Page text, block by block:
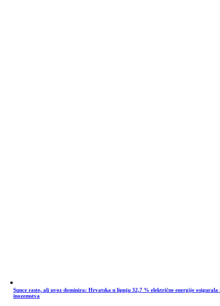
Sunce raste, ali uvoz dominira: Hrvatska u lipnju 32,7 % električne energije osigurala
inozemstva